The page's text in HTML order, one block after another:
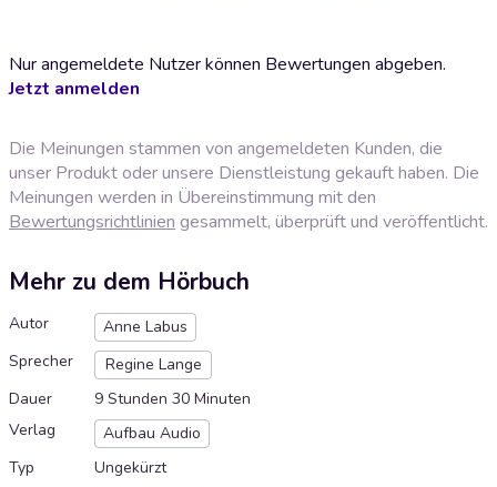
Nur angemeldete Nutzer können Bewertungen abgeben.
Jetzt anmelden
Die Meinungen stammen von angemeldeten Kunden, die
unser Produkt oder unsere Dienstleistung gekauft haben. Die
Meinungen werden in Übereinstimmung mit den
Bewertungsrichtlinien gesammelt, überprüft und veröffentlicht.
Mehr zu dem Hörbuch
Autor
Anne Labus
Sprecher
Regine Lange
Dauer
9 Stunden 30 Minuten
Verlag
Aufbau Audio
Typ
Ungekürzt